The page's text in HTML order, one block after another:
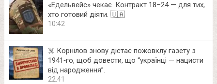
«Едельвейс» чекає. Контракт 18–24 — для тих,
хто готовий діяти. 🇺🇦
10:42
☠️ Корнілов знову дістає пожовклу газету з
1941‑го, щоб довести, що “українці — нацисти
від народження”.
22:41